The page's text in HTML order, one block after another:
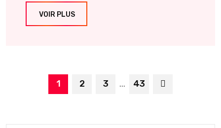
VOIR PLUS
1 2 3 ... 43